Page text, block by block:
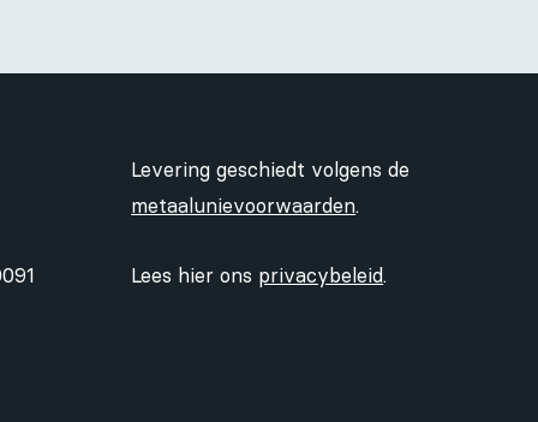
Levering geschiedt volgens de
metaalunievoorwaarden.
Lees hier ons privacybeleid.